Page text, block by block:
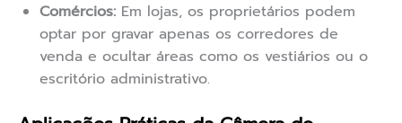
Comércios: Em lojas, os proprietários podem
optar por gravar apenas os corredores de
venda e ocultar áreas como os vestiários ou o
escritório administrativo.